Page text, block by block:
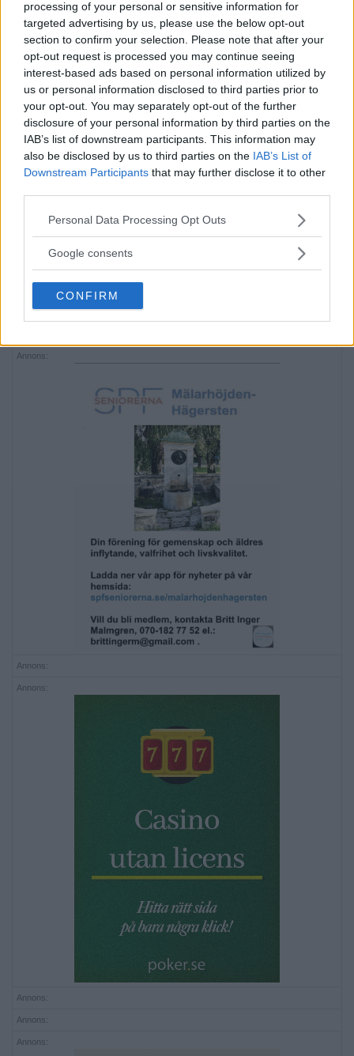
processing of your personal or sensitive information for
targeted advertising by us, please use the below opt-out
section to confirm your selection. Please note that after your
opt-out request is processed you may continue seeing
interest-based ads based on personal information utilized by
us or personal information disclosed to third parties prior to
your opt-out. You may separately opt-out of the further
disclosure of your personal information by third parties on the
IAB’s list of downstream participants. This information may
also be disclosed by us to third parties on the IAB’s List of
Downstream Participants that may further disclose it to other
Please note that this website/app uses one or more Google
not limited to your visit or usage behaviour. You may click to
use your data for below specified purposes in below Google
consent section.
Personal Data Processing Opt Outs
Google consents
CONFIRM
presenterar»
Skapa Evenemang
Annons:
Annons:
Annons:
Annons:
Annons:
Annons:
Annons: